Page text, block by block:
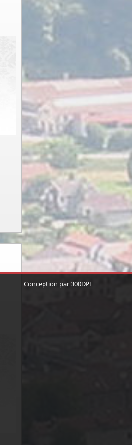
Conception par300DPI